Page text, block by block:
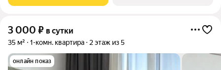
3 000 ₽ в сутки
35 м² 1-комн. квартира 2 этаж из 5
онлайн показ